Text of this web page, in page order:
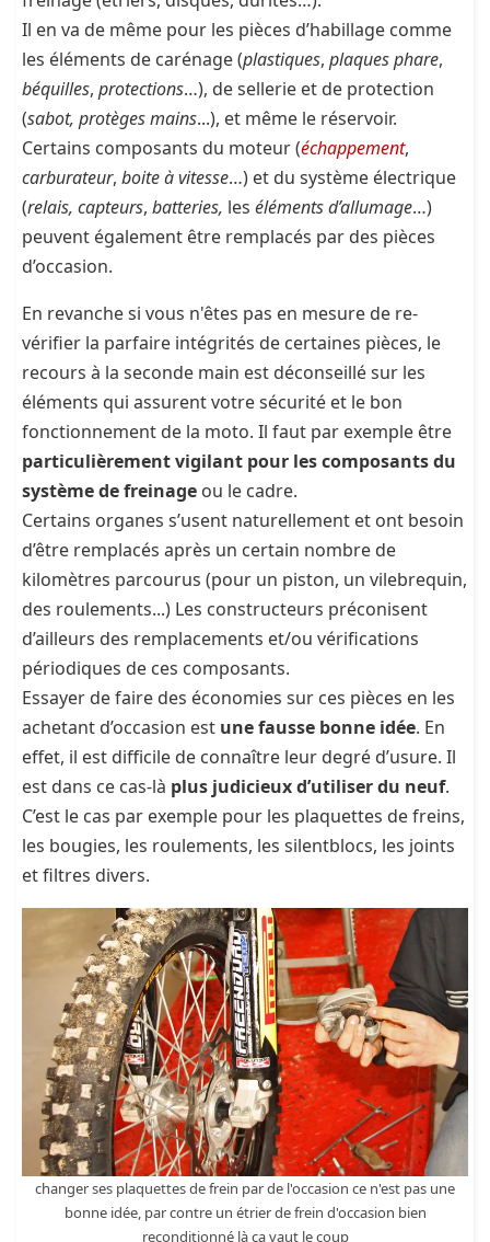
Il en va de même pour les pièces d’habillage comme
les éléments de carénage (plastiques, plaques phare,
béquilles, protections…), de sellerie et de protection
(sabot, protèges mains...), et même le réservoir.
Certains composants du moteur (échappement,
carburateur, boite à vitesse…) et du système électrique
(relais, capteurs, batteries, les éléments d’allumage…)
peuvent également être remplacés par des pièces
d’occasion.
En revanche si vous n'êtes pas en mesure de re-
vérifier la parfaire intégrités de certaines pièces, le
recours à la seconde main est déconseillé sur les
éléments qui assurent votre sécurité et le bon
fonctionnement de la moto. Il faut par exemple être
particulièrement vigilant pour les composants du
système de freinage ou le cadre.
Certains organes s’usent naturellement et ont besoin
d’être remplacés après un certain nombre de
kilomètres parcourus (pour un piston, un vilebrequin,
des roulements...) Les constructeurs préconisent
d’ailleurs des remplacements et/ou vérifications
périodiques de ces composants.
Essayer de faire des économies sur ces pièces en les
achetant d’occasion est une fausse bonne idée. En
effet, il est difficile de connaître leur degré d’usure. Il
est dans ce cas-là plus judicieux d’utiliser du neuf.
C’est le cas par exemple pour les plaquettes de freins,
les bougies, les roulements, les silentblocs, les joints
et filtres divers.
changer ses plaquettes de frein par de l'occasion ce n'est pas une
bonne idée, par contre un étrier de frein d'occasion bien
reconditionné là ça vaut le coup